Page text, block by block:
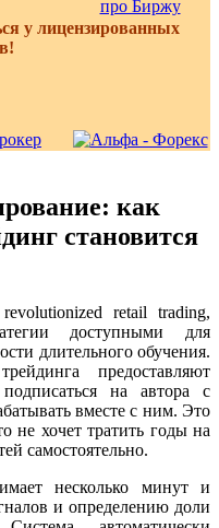
у лицензированных
как
становится
retail trading,
доступными для
длительного обучения.
предоставляют
на автора с
вместе с ним. Это
не хочет тратить годы на
самостоятельно.
несколько минут и
и определению доли